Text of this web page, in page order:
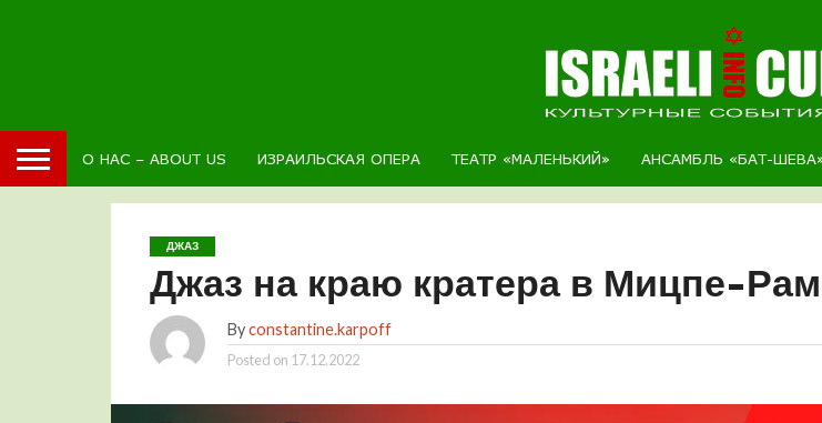
О НАС – ABOUT US ИЗРАИЛЬСКАЯ ОПЕРА ТЕАТР «МАЛЕНЬКИЙ» АНСАМБЛЬ «БАТ-
ДЖАЗ
Джаз на краю кратера в Мицпе-
Byconstantine.karpoff
Posted on 17.12.2022